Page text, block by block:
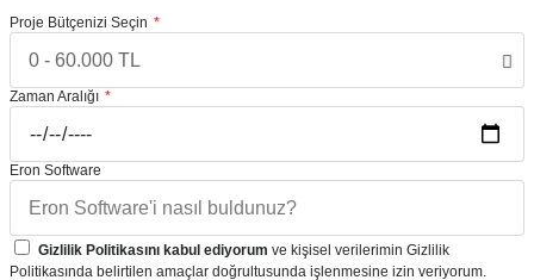
Proje Bütçenizi Seçin
Zaman Aralığı
Eron Software
Gizlilik Politikasını kabul ediyorum ve kişisel verilerimin Gizlilik
Politikasında belirtilen amaçlar doğrultusunda işlenmesine izin veriyorum.